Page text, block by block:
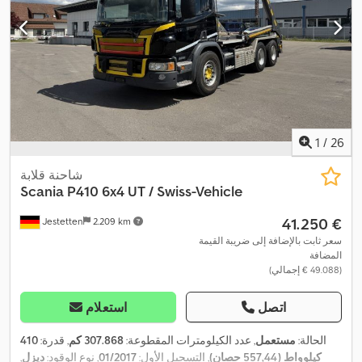
1 / 26
Jestetten 2.209 km
شاحنة قلابة
Scania P410 6x4 UT / Swiss-Vehicle
‏41.250 €
سعر ثابت بالإضافة إلى ضريبة القيمة
المضافة
(‏49.088 € إجمالي)
استعلام اتصل
الحالة: مستعمل, عدد الكيلومترات المقطوعة:307.868 كم , قدرة:410
كيلوواط (557,44 حصان)
, التسجيل الأول:01/2017, نوع الوقود:ديزل,